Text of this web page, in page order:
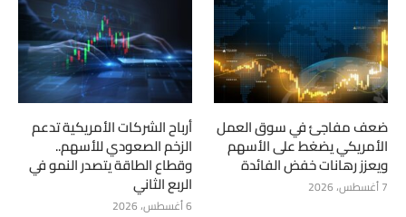
ضعف مفاجئ في سوق العمل
الأمريكي يضغط على الأسهم
ويعزز رهانات خفض الفائدة
7 أغسطس، 2026
أرباح الشركات الأمريكية تدعم
الزخم الصعودي للأسهم..
وقطاع الطاقة يتصدر النمو في
الربع الثاني
6 أغسطس، 2026